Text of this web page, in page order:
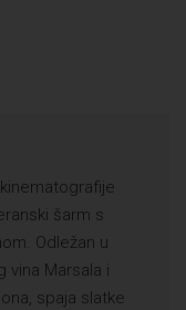
šarm s
Odležan u
vina Marsala i
spaja slatke